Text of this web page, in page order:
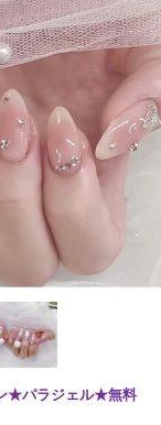
★パラジェル★無料